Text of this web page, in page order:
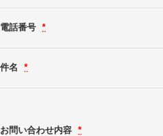
電話番号 *
件名 *
お問い合わせ内容 *